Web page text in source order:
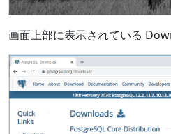
画面上部に表示されている